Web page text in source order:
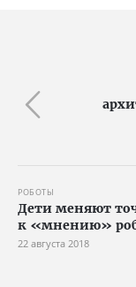
РОБОТЫ
Дети меняют
к «мнению»
22 августа 2018